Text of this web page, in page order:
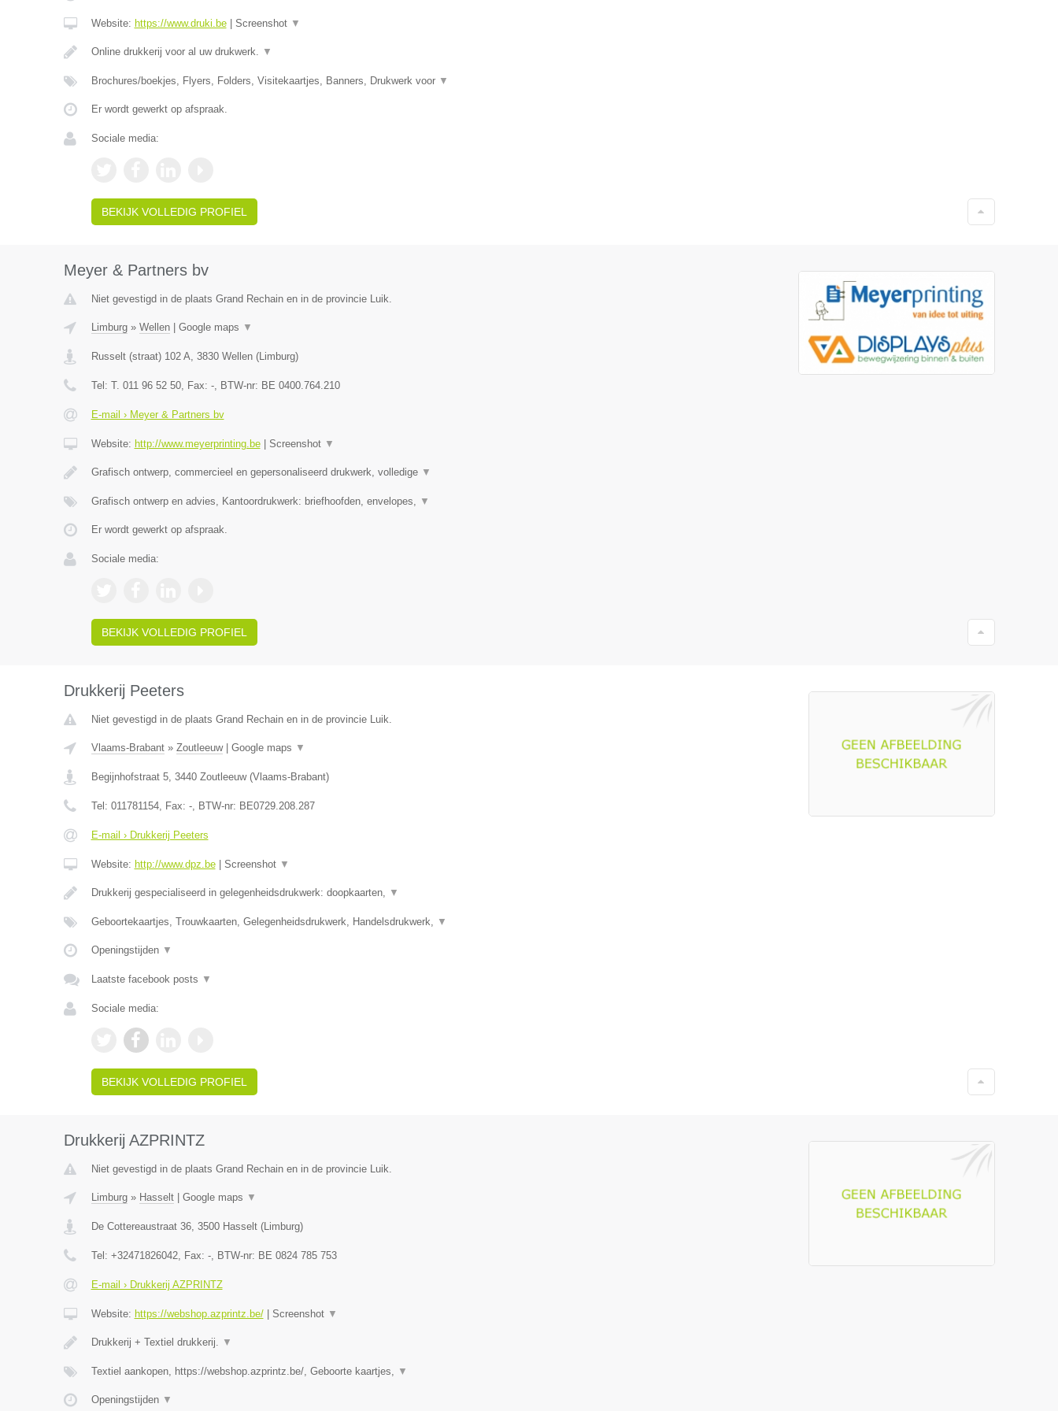
Website: https://www.druki.be| Screenshot ▼
Online drukkerij voor al uw drukwerk. ▼
Brochures/boekjes, Flyers, Folders, Visitekaartjes, Banners, Drukwerk voor ▼
Er wordt gewerkt op afspraak.
Sociale media:
BEKIJK VOLLEDIG PROFIEL
Meyer & Partners bv
Niet gevestigd in de plaats Grand Rechain en in de provincie Luik.
Limburg» Wellen| Google maps ▼
Russelt (straat) 102 A, 3830 Wellen(Limburg)
Tel: T. 011 96 52 50, Fax: -, BTW-nr: BE 0400.764.210
E-mail › Meyer & Partners bv
Website: http://www.meyerprinting.be| Screenshot ▼
Grafisch ontwerp, commercieel en gepersonaliseerd drukwerk, volledige ▼
Grafisch ontwerp en advies, Kantoordrukwerk: briefhoofden, envelopes, ▼
Er wordt gewerkt op afspraak.
Sociale media:
BEKIJK VOLLEDIG PROFIEL
Drukkerij Peeters
Niet gevestigd in de plaats Grand Rechain en in de provincie Luik.
Vlaams-Brabant» Zoutleeuw| Google maps ▼
Begijnhofstraat 5, 3440 Zoutleeuw(Vlaams-Brabant)
Tel: 011781154, Fax: -, BTW-nr: BE0729.208.287
E-mail › Drukkerij Peeters
Website: http://www.dpz.be| Screenshot ▼
Drukkerij gespecialiseerd in gelegenheidsdrukwerk: doopkaarten, ▼
Geboortekaartjes, Trouwkaarten, Gelegenheidsdrukwerk, Handelsdrukwerk, ▼
Openingstijden ▼
Laatste facebook posts ▼
Sociale media:
BEKIJK VOLLEDIG PROFIEL
Drukkerij AZPRINTZ
Niet gevestigd in de plaats Grand Rechain en in de provincie Luik.
Limburg» Hasselt| Google maps ▼
De Cottereaustraat 36, 3500 Hasselt(Limburg)
Tel: +32471826042, Fax: -, BTW-nr: BE 0824 785 753
E-mail › Drukkerij AZPRINTZ
Website: https://webshop.azprintz.be/| Screenshot ▼
Drukkerij + Textiel drukkerij. ▼
Textiel aankopen, https://webshop.azprintz.be/, Geboorte kaartjes, ▼
Openingstijden ▼